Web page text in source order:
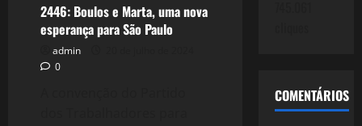
2446: Boulos e Marta, uma nova
esperança para São Paulo
admin
0
COMENTÁRIOS